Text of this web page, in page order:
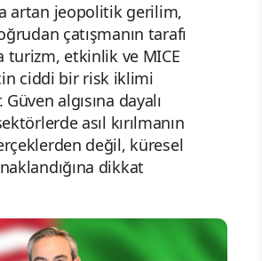
artan jeopolitik gerilim,
çatışmanın tarafı
turizm, etkinlik ve MICE
ciddi bir risk iklimi
algısına dayalı
asıl kırılmanın
değil, küresel
dikkat